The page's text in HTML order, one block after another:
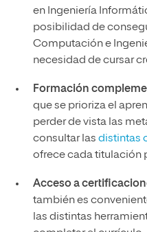
en Ingeniería
posibilidad de
Computación e
necesidad de cursar
Formación
que se prioriza el
perder de vista las
consultar las distintas
ofrece cada titulación
Acceso a
también es
las distintas